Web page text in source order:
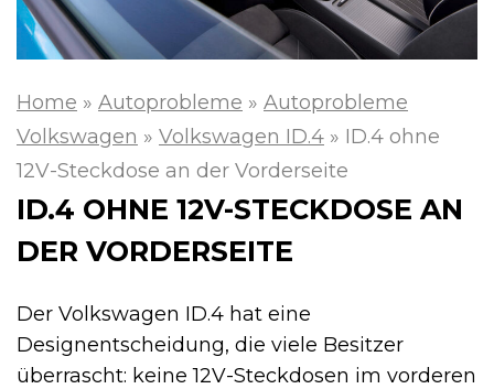
Home » Autoprobleme » Autoprobleme
Volkswagen » Volkswagen ID.4 » ID.4 ohne
12V-Steckdose an der Vorderseite
ID.4 OHNE 12V-STECKDOSE AN
DER VORDERSEITE
Der Volkswagen ID.4 hat eine
Designentscheidung, die viele Besitzer
überrascht: keine 12V-Steckdosen im vorderen